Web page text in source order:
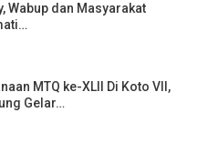
Wabup dan Masyarakat
MTQ ke-XLII Di Koto VII,
Gelar…